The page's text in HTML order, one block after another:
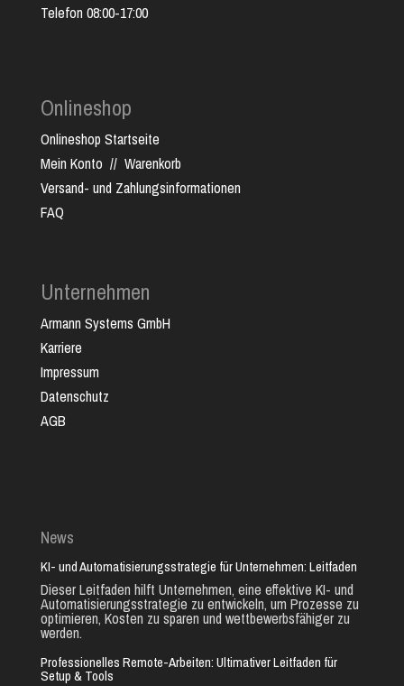
Telefon 08:00-17:00
Onlineshop
Onlineshop Startseite
Mein Konto // Warenkorb
Versand- und Zahlungsinformationen
FAQ
Unternehmen
Armann Systems GmbH
Karriere
Impressum
Datenschutz
AGB
News
KI- und Automatisierungsstrategie für Unternehmen: Leitfaden
Dieser Leitfaden hilft Unternehmen, eine effektive KI- und
Automatisierungsstrategie zu entwickeln, um Prozesse zu
optimieren, Kosten zu sparen und wettbewerbsfähiger zu
werden.
Professionelles Remote-Arbeiten: Ultimativer Leitfaden für
Setup & Tools